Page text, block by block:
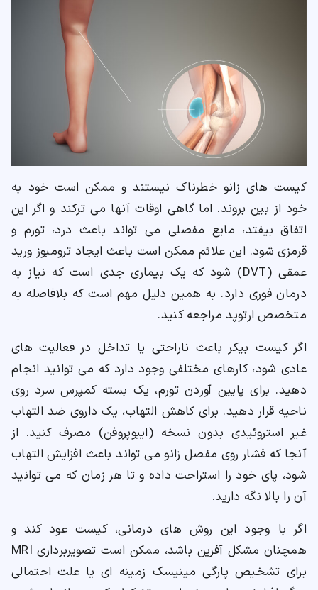
کیست های زانو خطرناک نیستند و ممکن است خود به
خود از بین بروند. اما گاهی اوقات آنها می ترکند و اگر این
اتفاق بیفتد، مایع مفصلی می تواند باعث درد، تورم و
قرمزی شود. این علائم ممکن است باعث ایجاد ترومبوز ورید
عمقی (DVT) شود که یک بیماری جدی است که نیاز به
درمان فوری دارد. به همین دلیل مهم است که بلافاصله به
متخصص ارتوپد مراجعه کنید.
اگر کیست بیکر باعث ناراحتی یا تداخل در فعالیت های
عادی شود، کارهای مختلفی وجود دارد که می توانید انجام
دهید. برای پایین آوردن تورم، یک بسته کمپرس سرد روی
ناحیه قرار دهید. برای کاهش التهاب، یک داروی ضد التهاب
غیر استروئیدی بدون نسخه (ایبوپروفن) مصرف کنید. از
آنجا که فشار روی مفصل زانو می تواند باعث افزایش التهاب
شود، پای خود را استراحت داده و تا هر زمان که می توانید
آن را بالا نگه دارید.
اگر با وجود این روش های درمانی، کیست عود کند و
همچنان مشکل آفرین باشد، ممکن است تصویربرداری MRI
برای تشخیص پارگی مینیسک زمینه ای یا علت احتمالی